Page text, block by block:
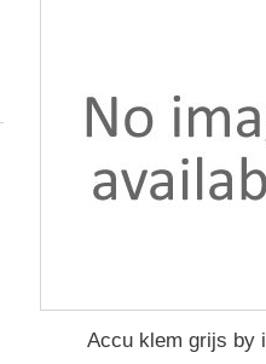
Accu klem grijs by